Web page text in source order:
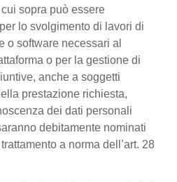
sopra può essere
lo svolgimento di lavori di
o software necessari al
o per la gestione di
anche a soggetti
prestazione richiesta,
dei dati personali
debitamente nominati
a norma dell’art. 28